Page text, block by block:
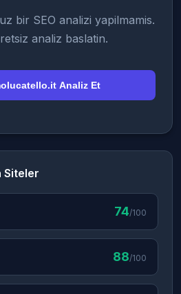
bir SEO analizi yapilmamis.
analiz baslatin.
Analiz Et
Siteler
74/100
88/100